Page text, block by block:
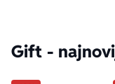
Gift -